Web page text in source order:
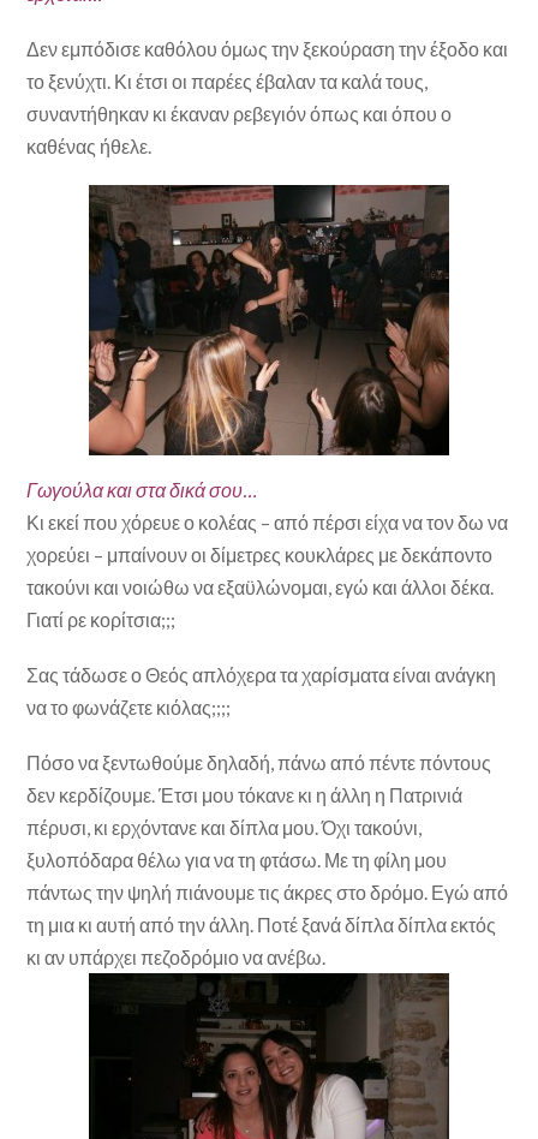
Δεν εμπόδισε καθόλου όμως την ξεκούραση την έξοδο και
το ξενύχτι. Κι έτσι οι παρέες έβαλαν τα καλά τους,
συναντήθηκαν κι έκαναν ρεβεγιόν όπως και όπου ο
καθένας ήθελε.
Γωγούλα και στα δικά σου…
Κι εκεί που χόρευε ο κολέας – από πέρσι είχα να τον δω να
χορεύει – μπαίνουν οι δίμετρες κουκλάρες με δεκάποντο
τακούνι και νοιώθω να εξαϋλώνομαι, εγώ και άλλοι δέκα.
Γιατί ρε κορίτσια;;;
Σας τάδωσε ο Θεός απλόχερα τα χαρίσματα είναι ανάγκη
να το φωνάζετε κιόλας;;;;
Πόσο να ξεντωθούμε δηλαδή, πάνω από πέντε πόντους
δεν κερδίζουμε. Έτσι μου τόκανε κι η άλλη η Πατρινιά
πέρυσι, κι ερχόντανε και δίπλα μου. Όχι τακούνι,
ξυλοπόδαρα θέλω για να τη φτάσω. Με τη φίλη μου
πάντως την ψηλή πιάνουμε τις άκρες στο δρόμο. Εγώ από
τη μια κι αυτή από την άλλη. Ποτέ ξανά δίπλα δίπλα εκτός
κι αν υπάρχει πεζοδρόμιο να ανέβω.